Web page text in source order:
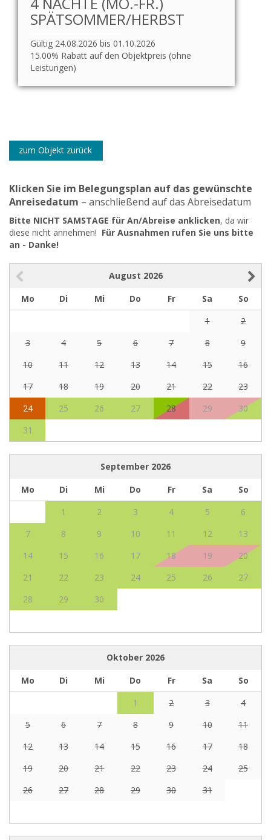
SPÄTSOMMER/HERBST
Gültig 24.08.2026 bis 01.10.2026
15.00% Rabatt auf den Objektpreis (ohne
Leistungen)
zum Objekt zurück
Klicken Sie im Belegungsplan auf das gewünschte
Anreisedatum – anschließend auf das Abreisedatum
Bitte NICHT SAMSTAGE für An/Abreise anklicken, da wir
diese nicht annehmen! Für Ausnahmen rufen Sie uns bitte
an - Danke!
August 2026
Mo
Di Mi Do Fr Sa
So
1
2
3
4 5 6 7 8
9
10
11 12 13 14 15
16
17
18 19 20 21 22
23
24
25 26 27 28 29
30
31
September 2026
Mo
Di Mi Do Fr Sa
So
1
2 3 4 5
6
7
8 9 10 11 12
13
14
15 16 17 18 19
20
21
22 23 24 25 26
27
28
29 30
Oktober 2026
Mo
Di Mi Do Fr Sa
So
1
2 3
4
5
6 7 8 9 10
11
12
13 14 15 16 17
18
19
20 21 22 23 24
25
26
27 28 29 30 31